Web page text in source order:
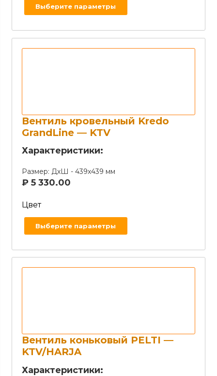
Выберите параметры
Вентиль кровельный Kredo
GrandLine — KTV
Характеристики:
Размер: ДхШ - 439х439 мм
₽ 5 330.00
Цвет
Выберите параметры
Вентиль коньковый PELTI —
KTV/HARJA
Характеристики: